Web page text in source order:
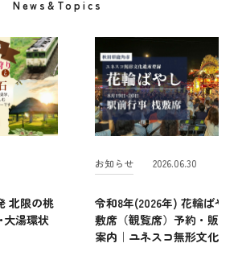
News&Topics
北限の桃
大湯環状
お知らせ 2026.06.30
令和8年(2026年) 花輪ばや
敷席（観覧席）予約・販売
案内｜ユネスコ無形文化遺